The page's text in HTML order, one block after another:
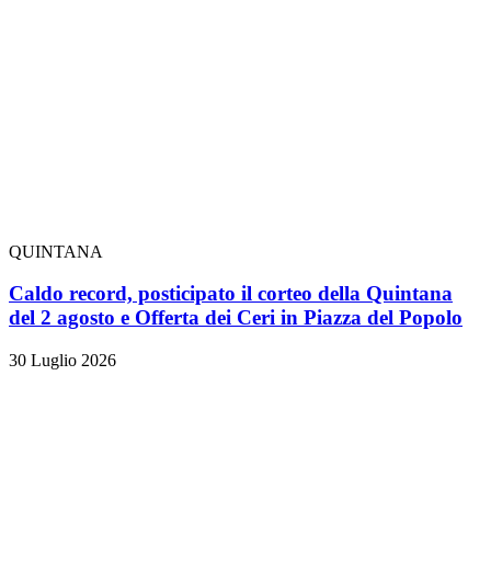
QUINTANA
Caldo record, posticipato il corteo della Quintana
del 2 agosto e Offerta dei Ceri in Piazza del Popolo
30 Luglio 2026